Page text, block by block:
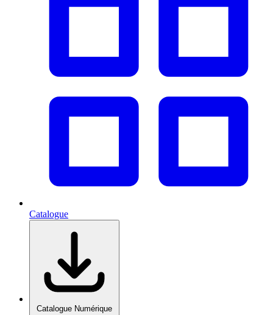
Catalogue
Catalogue Numérique